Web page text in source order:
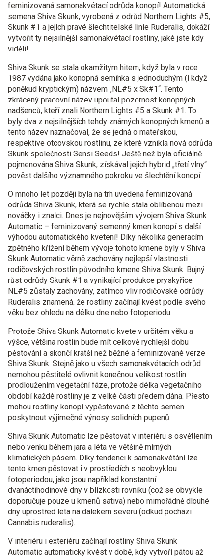
feminizovaná samonakvétací odrůda konopí! Automatická
semena Shiva Skunk, vyrobená z odrůd Northern Lights #5,
Skunk #1 a jejich pravé šlechtitelské linie Ruderalis, dokáží
vytvořit ty nejsilnější samonakvétací rostliny, jaké jste kdy
viděli!
Shiva Skunk se stala okamžitým hitem, když byla v roce
1987 vydána jako konopná semínka s jednoduchým (i když
poněkud kryptickým) názvem „NL#5 x Sk#1“. Tento
zkrácený pracovní název upoutal pozornost konopných
nadšenců, kteří znali Northern Lights #5 a Skunk #1. To
byly dva z nejsilnějších tehdy známých konopných kmenů a
tento název naznačoval, že se jedná o mateřskou,
respektive otcovskou rostlinu, ze které vznikla nová odrůda
Skunk společnosti Sensi Seeds! Ještě než byla oficiálně
pojmenována Shiva Skunk, získával jejich hybrid „třetí vlny“
pověst dalšího významného pokroku ve šlechtění konopí.
O mnoho let později byla na trh uvedena feminizovaná
odrůda Shiva Skunk, která se rychle stala oblíbenou mezi
nováčky i znalci. Dnes je nejnovějším vývojem Shiva Skunk
Automatic – feminizovaný semenný kmen konopí s další
výhodou automatického kvetení! Díky několika generacím
zpětného křížení během vývoje tohoto kmene byly v Shiva
Skunk Automatic věrně zachovány nejlepší vlastnosti
rodičovských rostlin původního kmene Shiva Skunk. Bujný
růst odrůdy Skunk #1 a vynikající produkce pryskyřice
NL#5 zůstaly zachovány, zatímco vliv rodičovské odrůdy
Ruderalis znamená, že rostliny začínají kvést podle svého
věku bez ohledu na délku dne nebo fotoperiodu.
Protože Shiva Skunk Automatic kvete v určitém věku a
výšce, většina rostlin bude mít celkově rychlejší dobu
pěstování a skončí kratší než běžné a feminizované verze
Shiva Skunk. Stejně jako u všech samonakvétacích odrůd
nemohou pěstitelé ovlivnit konečnou velikost rostlin
prodloužením vegetační fáze, protože délka vegetačního
období každé rostliny je z velké části předem dána. Přesto
mohou rostliny konopí vypěstované z těchto semen
poskytnout výjimečné výnosy solidních pupenů.
Shiva Skunk Automatic lze pěstovat v interiéru s osvětlením
nebo venku během jara a léta ve většině mírných
klimatických pásem. Díky tendenci k samonakvétání lze
tento kmen pěstovat i v prostředích s neobvyklou
fotoperiodou, jako jsou například konstantní
dvanáctihodinové dny v blízkosti rovníku (což se obvykle
doporučuje pouze u kmenů sativa) nebo mimořádně dlouhé
dny uprostřed léta na dalekém severu (odkud pochází
Cannabis ruderalis).
V interiéru i exteriéru začínají rostliny Shiva Skunk
Automatic automaticky kvést v době, kdy vytvoří pátou až